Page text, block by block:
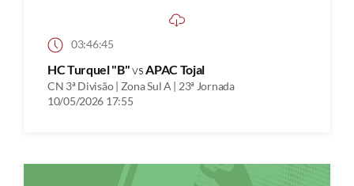
03:46:45
HC Turquel "B"vsAPAC Tojal
CN 3ª Divisão | Zona Sul A | 23ª Jornada
10/05/2026 17:55